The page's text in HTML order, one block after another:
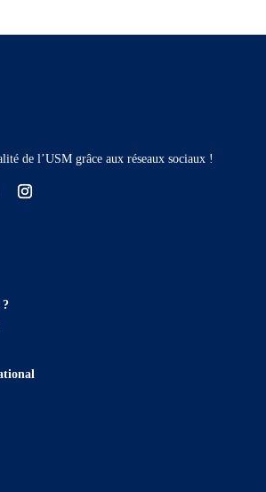
de l’USM grâce aux réseaux sociaux !
?